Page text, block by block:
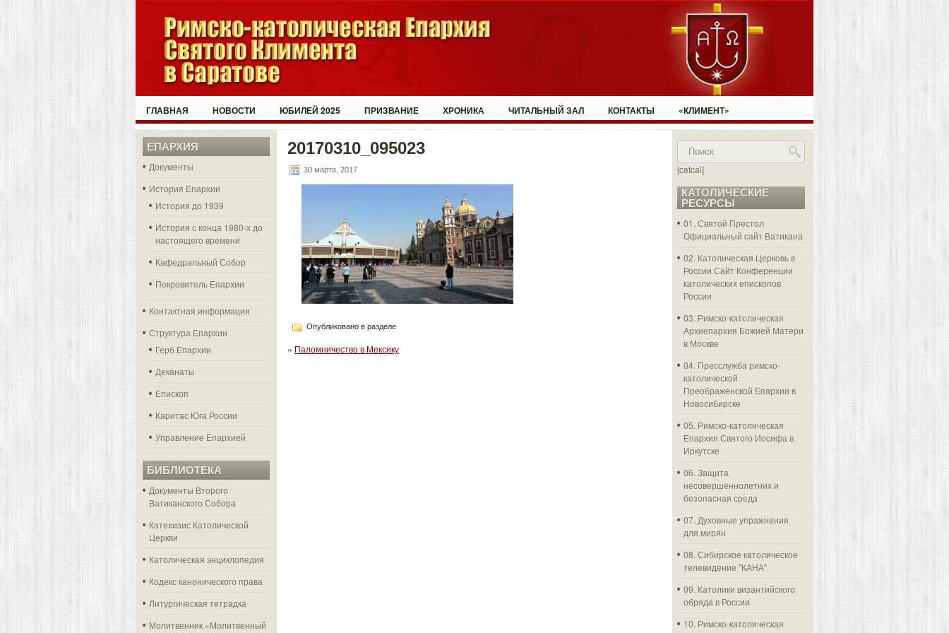
ГЛАВНАЯ НОВОСТИ ЮБИЛЕЙ 2025 ПРИЗВАНИЕ ХРОНИКА ЧИТАЛЬНЫЙ ЗАЛ КОНТАКТЫ «КЛИМЕНТ»
ЕПАРХИЯ
Документы
История Епархии
История до 1939
История с конца 1980-х до
настоящего времени
Кафедральный Собор
Покровитель Епархии
Контактная информация
Структура Епархии
Герб Епархии
Деканаты
Епископ
Каритас Юга России
Управление Епархией
БИБЛИОТЕКА
Документы Второго
Ватиканского Собора
Катехизис Католической
Церкви
Католическая энциклопедия
Кодекс канонического права
Литургическая тетрадка
Молитвенник «Молитвенный
20170310_095023
30 марта, 2017
Опубликовано в разделе
« Паломничество в Мексику
[catcal]
КАТОЛИЧЕСКИЕ
РЕСУРСЫ
01. Святой Престол
Официальный сайт Ватикана
02. Католическая Церковь в
России Сайт Конференции
католических епископов
России
03. Римско-католическая
Архиепархия Божией Матери
в Москве
04. Пресслужба римско-
католической
Преображенской Епархии в
Новосибирске
05. Римско-католическая
Епархия Святого Иосифа в
Иркутске
06. Защита
несовершеннолетних и
безопасная среда
07. Духовные упражнения
для мирян
08. Сибирское католическое
телевидение "КАНА"
09. Католики византийского
обряда в России
10. Римско-католическая